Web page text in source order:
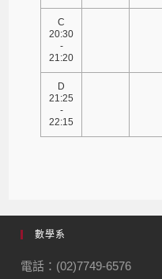
C
20:30
-
21:20
D
21:25
-
22:15
數學系
電話：(02)7749-6576